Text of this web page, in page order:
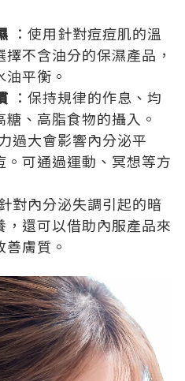
：使用針對痘痘肌的溫
不含油分的保濕產品，
平衡。
：保持規律的作息、均
、高脂食物的攝入。
過大會影響內分泌平
。可通過運動、冥想等方
對內分泌失調引起的暗
，還可以借助內服產品來
膚質。